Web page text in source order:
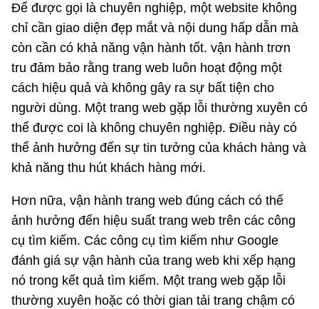
Để được gọi là chuyên nghiệp, một website không
chỉ cần giao diện đẹp mắt và nội dung hấp dẫn mà
còn cần có khả năng vận hành tốt. vận hành trơn
tru đảm bảo rằng trang web luôn hoạt động một
cách hiệu quả và không gây ra sự bất tiện cho
người dùng. Một trang web gặp lỗi thường xuyên có
thể được coi là không chuyên nghiệp. Điều này có
thể ảnh hưởng đến sự tin tưởng của khách hàng và
khả năng thu hút khách hàng mới.
Hơn nữa, vận hành trang web đúng cách có thể
ảnh hưởng đến hiệu suất trang web trên các công
cụ tìm kiếm. Các công cụ tìm kiếm như Google
đánh giá sự vận hành của trang web khi xếp hạng
nó trong kết quả tìm kiếm. Một trang web gặp lỗi
thường xuyên hoặc có thời gian tải trang chậm có